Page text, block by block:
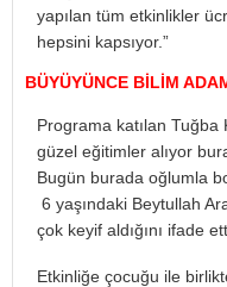
yapılan tüm etkinlikler
hepsini kapsıyor.”
BÜYÜYÜNCE BİLİM
Programa katılan Tuğba
güzel eğitimler alıyor
Bugün burada oğlumla
6 yaşındaki Beytullah
çok keyif aldığını ifade
Etkinliğe çocuğu ile